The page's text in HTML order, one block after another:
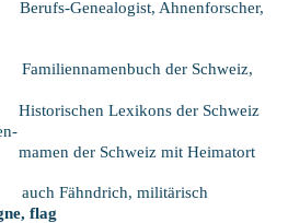
Berufs-Genealogist, Ahnenforscher,
Familiennamenbuch der Schweiz,
Historischen Lexikons der Schweiz
mamen der Schweiz mit Heimatort
auch Fähndrich, militärisch
flag